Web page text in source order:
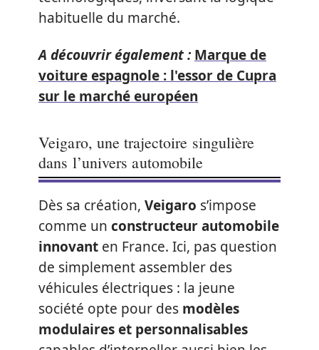
habituelle du marché.
A découvrir également : Marque de
voiture espagnole : l'essor de Cupra
sur le marché européen
Veigaro, une trajectoire singulière
dans l’univers automobile
Dès sa création, Veigaro s’impose
comme un constructeur automobile
innovant en France. Ici, pas question
de simplement assembler des
véhicules électriques : la jeune
société opte pour des modèles
modulaires et personnalisables